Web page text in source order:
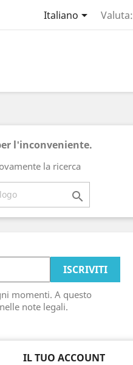
Italiano Valuta:
l'inconveniente.
la ricerca

momenti. A questo
note legali.
IL TUO ACCOUNT